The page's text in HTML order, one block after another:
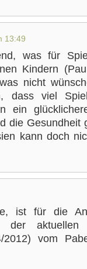
13:49
was für
Kindern
nicht
dass viel
ein
die Gesundheit
kann doch
ist für die
der aktuellen
2012) vom